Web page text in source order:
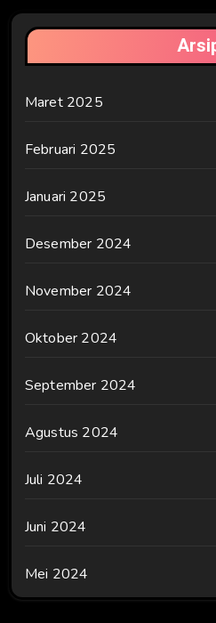
Maret 2025
Februari 2025
Januari 2025
Desember 2024
November 2024
Oktober 2024
September 2024
Agustus 2024
Juli 2024
Juni 2024
Mei 2024